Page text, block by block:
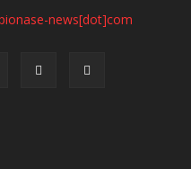
news[dot]com